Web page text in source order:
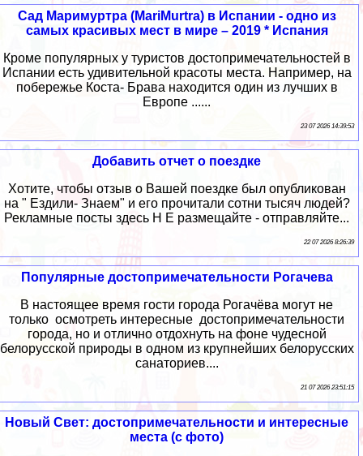
Сад Маримуртра (MariMurtra) в Испании - одно из
самых красивых мест в мире – 2019 * Испания
Кроме популярных у туристов достопримечательностей в
Испании есть удивительной красоты места. Например, на
побережье Коста- Брава находится один из лучших в
Европе ......
23 07 2026 14:39:53
Добавить отчет о поездке
Хотите, чтобы отзыв о Вашей поездке был опубликован
на " Ездили- Знаем" и его прочитали сотни тысяч людей?
Рекламные посты здесь Н Е размещайте - отправляйте...
22 07 2026 8:26:39
Популярные достопримечательности Рогачева
В настоящее время гости города Рогачёва могут не
только осмотреть интересные достопримечательности
города, но и отлично отдохнуть на фоне чудесной
белорусской природы в одном из крупнейших белорусских
санаториев....
21 07 2026 23:51:15
Новый Свет: достопримечательности и интересные
места (с фото)